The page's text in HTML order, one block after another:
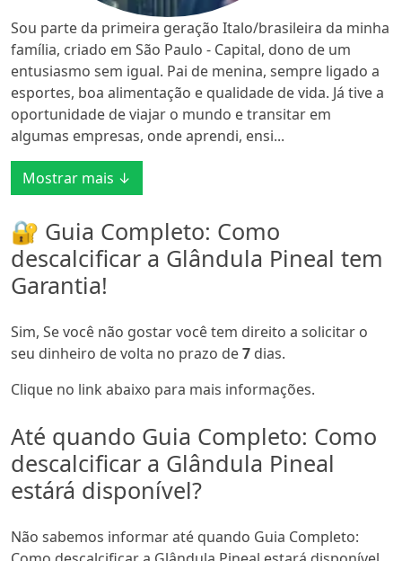
Sou parte da primeira geração Italo/brasileira da minha
família, criado em São Paulo - Capital, dono de um
entusiasmo sem igual. Pai de menina, sempre ligado a
esportes, boa alimentação e qualidade de vida. Já tive a
oportunidade de viajar o mundo e transitar em
algumas empresas, onde aprendi, ensi...
Mostrar mais ↓
🔐 Guia Completo: Como
descalcificar a Glândula Pineal tem
Garantia!
Sim, Se você não gostar você tem direito a solicitar o
seu dinheiro de volta no prazo de7 dias.
Clique no link abaixo para mais informações.
Até quando Guia Completo: Como
descalcificar a Glândula Pineal
estárá disponível?
Não sabemos informar até quando Guia Completo: